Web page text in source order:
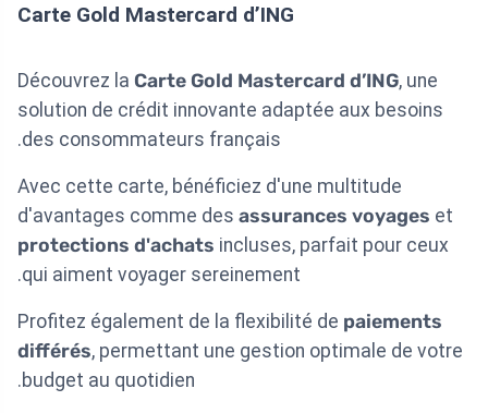
Carte Gold Mastercard d’ING
Découvrez la Carte Gold Mastercard d’ING, une
solution de crédit innovante adaptée aux besoins
des consommateurs français.
Avec cette carte, bénéficiez d'une multitude
d'avantages comme des assurances voyages et
protections d'achats incluses, parfait pour ceux
qui aiment voyager sereinement.
Profitez également de la flexibilité de paiements
différés, permettant une gestion optimale de votre
budget au quotidien.